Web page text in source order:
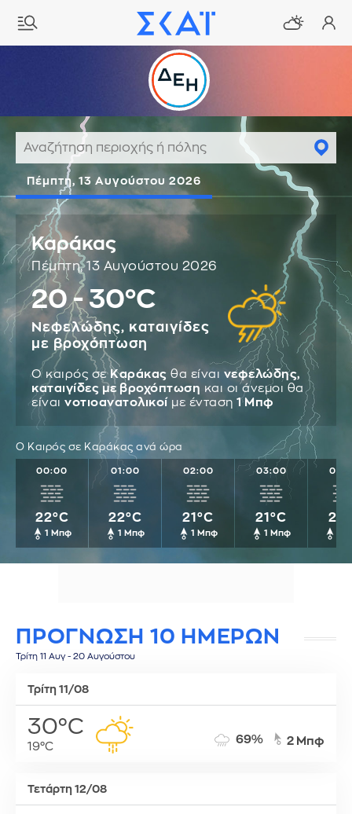
Πέμπτη, 13 Αυγούστου 2026
Καράκας
Πέμπτη, 13 Αυγούστου 2026
20 - 30°C
Νεφελώδης, καταιγίδες
με βροχόπτωση
Ο καιρός σε Καράκας θα είναι νεφελώδης,
καταιγίδες με βροχόπτωση και οι άνεμοι θα
είναι νοτιοανατολικοί με ένταση 1 Μπφ
Ο Καιρός σε Καράκας ανά ώρα
00:00
22°C
1 Μπφ
01:00
22°C
1 Μπφ
02:00
21°C
1 Μπφ
03:00
21°C
1 Μπφ
ΠΡΟΓΝΩΣΗ 10 ΗΜΕΡΩΝ
Τρίτη 11 Αυγ - 20 Αυγούστου
Τρίτη 11/08
30°C
19°C
69% 2 Μπφ
Τετάρτη 12/08